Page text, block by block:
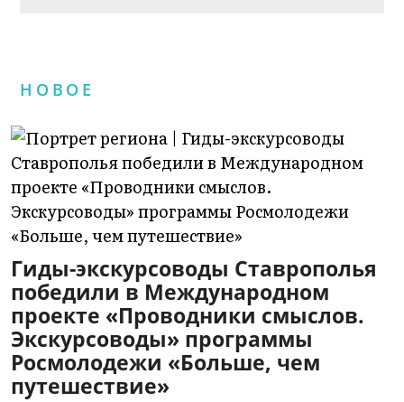
НОВОЕ
Гиды-экскурсоводы Ставрополья
победили в Международном
проекте «Проводники смыслов.
Экскурсоводы» программы
Росмолодежи «Больше, чем
путешествие»